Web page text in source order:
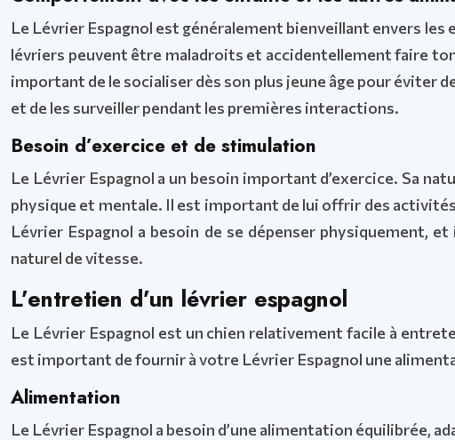
Le Lévrier Espagnol est généralement bienveillant envers
lévriers peuvent être maladroits et accidentellement faire
important de le socialiser dès son plus jeune âge pour éviter
et de les surveiller pendant les premières interactions.
Besoin d’exercice et de stimulation
Le Lévrier Espagnol a un besoin important d’exercice. Sa
physique et mentale. Il est important de lui offrir des
Lévrier Espagnol a besoin de se dépenser
naturel de vitesse.
L’entretien d’un lévrier espagnol
Le Lévrier Espagnol est un chien relativement facile à
est important de fournir à votre Lévrier Espagnol une
Alimentation
Le Lévrier Espagnol a besoin d’une alimentation équilibrée,